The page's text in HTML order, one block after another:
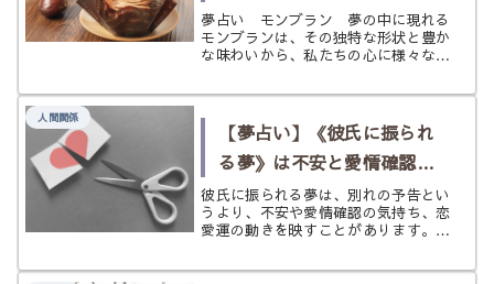
ち着き、そして新たな可能
性
夢占い モンブラン 夢の中に現れる
モンブランは、その独特な形状と豊か
な味わいから、私たちの心に様々なメ
においてモンブランは、単なる甘いお
長、落ち着いた精神状態、そして未来
への...
人間関係
【夢占い】《彼氏に振られ
る夢》は不安と愛情確認の
サイン？ 恋愛運と心の揺れ
を状況別にひもとく
彼氏に振られる夢は、別れの予告とい
うより、不安や愛情確認の気持ち、恋
愛運の動きを映すことがあります。泣
況別に、やわらかくわかりやすく読み